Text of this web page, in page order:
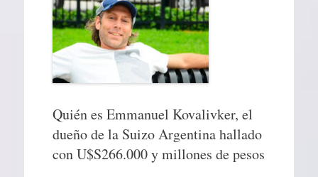
Quién es Emmanuel Kovalivker, el
dueño de la Suizo Argentina hallado
con U$S266.000 y millones de pesos